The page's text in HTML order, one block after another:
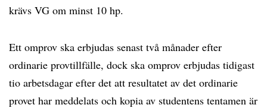
krävs VG om minst 10 hp.
Ett omprov ska erbjudas senast två månader efter
ordinarie provtillfälle, dock ska omprov erbjudas tidigast
tio arbetsdagar efter det att resultatet av det ordinarie
provet har meddelats och kopia av studentens tentamen är